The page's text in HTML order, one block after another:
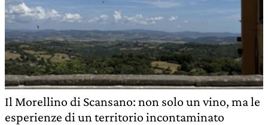
Il Morellino di Scansano: non solo un vino, ma le
esperienze di un territorio incontaminato